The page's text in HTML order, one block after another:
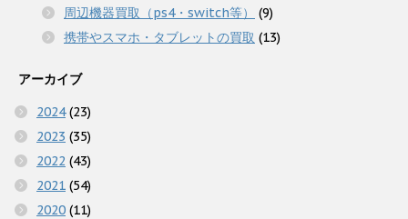
周辺機器買取（ps4・switch等）
(9)
携帯やスマホ・タブレットの買取 (13)
アーカイブ
2024(23)
2023 (35)
2022 (43)
2021 (54)
2020 (11)